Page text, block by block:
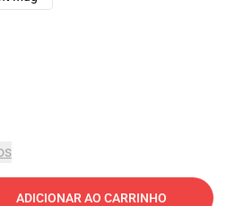
ADICIONAR AO CARRINHO